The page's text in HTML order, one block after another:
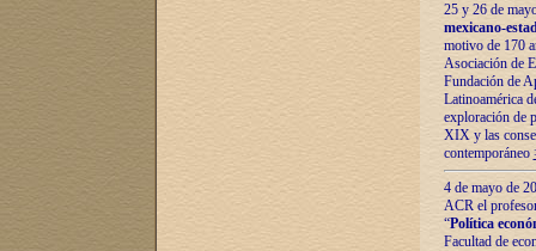
25 y 26 de
mexicano-
motivo de 170
Asociación de
Fundación de
Latinoamérica
exploración de
XIX y las
contemporáneo
4 de mayo de
ACR el
“Política
Facultad de